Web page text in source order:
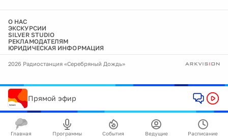
О НАС
ЭКСКУРСИИ
SILVER STUDIO
РЕКЛАМОДАТЕЛЯМ
ЮРИДИЧЕСКАЯ ИНФОРМАЦИЯ
2026 Радиостанция «Серебряный Дождь»
Прямой эфир
Главная Программы События Ведущие Расписание